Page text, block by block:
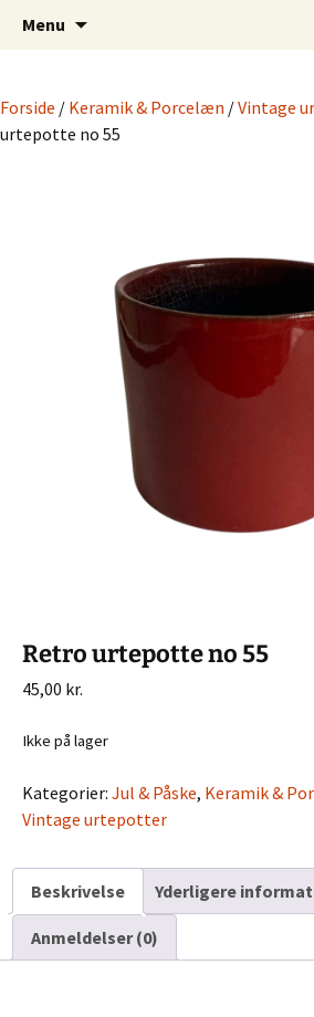
Retro-Shoppen.DK
Dansk Design fra 1940 til
Menu
Forside / Keramik & Porcelæn /Vintage
urtepotte no 55
Retro urtepotte no 55
45,00 kr.
Ikke på lager
Kategorier: Jul & Påske, Keramik &
Vintage urtepotter
Beskrivelse Yderligere
Anmeldelser (0)